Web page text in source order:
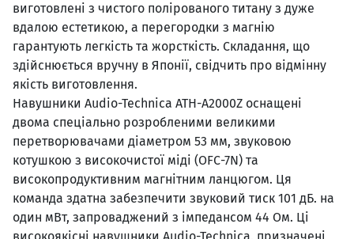
виготовлені з чистого полірованого титану з дуже
вдалою естетикою, а перегородки з магнію
гарантують легкість та жорсткість. Складання, що
здійснюється вручну в Японії, свідчить про відмінну
якість виготовлення.
Навушники Audio-Technica ATH-A2000Z оснащені
двома спеціально розробленими великими
перетворювачами діаметром 53 мм, звуковою
котушкою з високочистої міді (OFC-7N) та
високопродуктивним магнітним ланцюгом. Ця
команда здатна забезпечити звуковий тиск 101 дБ. на
один мВт, запроваджений з імпедансом 44 Ом. Ці